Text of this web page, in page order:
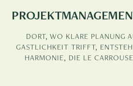
DORT, WO KLARE PLANUNG
GASTLICHKEIT TRIFFT,
HARMONIE, DIE LE